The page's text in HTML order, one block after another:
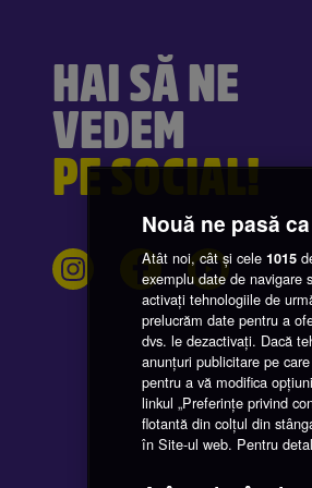
HAI SĂ NE
VEDEM
PE SOCIAL!
Nouă ne pasă
Atât noi, cât și cele 1015
exemplu date de navigare
activați tehnologiile de
prelucrăm date pentru a
dvs. le dezactivați. Dacă
anunțuri publicitare pe
pentru a vă modifica
linkul „Preferințe privind
flotantă din colțul din
în Site-ul web. Pentru